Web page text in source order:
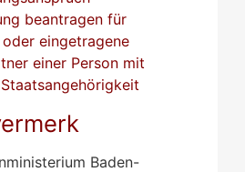
beantragen für
eingetragene
einer Person mit
Baden-